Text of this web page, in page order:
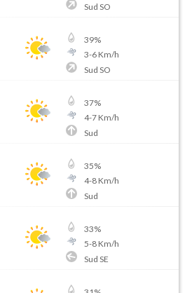
Sud SO
39%
3-6Km/h
Sud SO
37%
4-7Km/h
Sud
35%
4-8Km/h
Sud
33%
5-8Km/h
Sud SE